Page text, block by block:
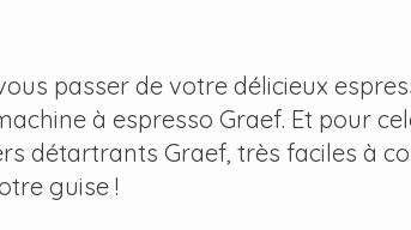
passer de votre délicieux
à espresso Graef. Et pour
détartrants Graef, très faciles à
guise !